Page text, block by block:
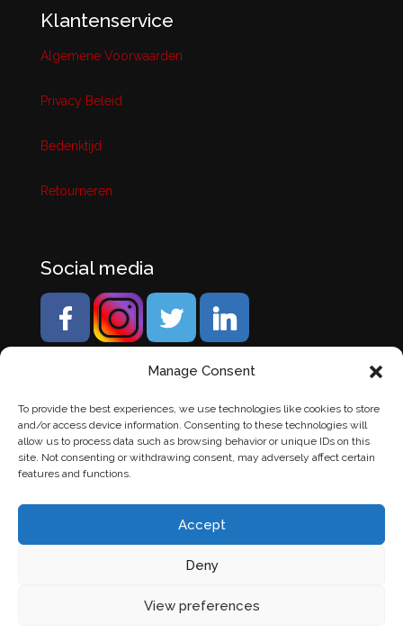
Manage Consent
To provide the best experiences, we use technologies like cookies to store
and/or access device information. Consenting to these technologies will
allow us to process data such as browsing behavior or unique IDs on this
site. Not consenting or withdrawing consent, may adversely affect certain
features and functions.
Accept
Deny
View preferences
Klantenservice
Algemene Voorwaarden
Privacy Beleid
Bedenktijd
Retourneren
Social media
laten makendoor Chuck's